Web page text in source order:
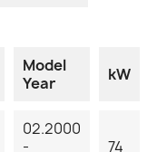
Model
Year
kW
02.2000
-
74